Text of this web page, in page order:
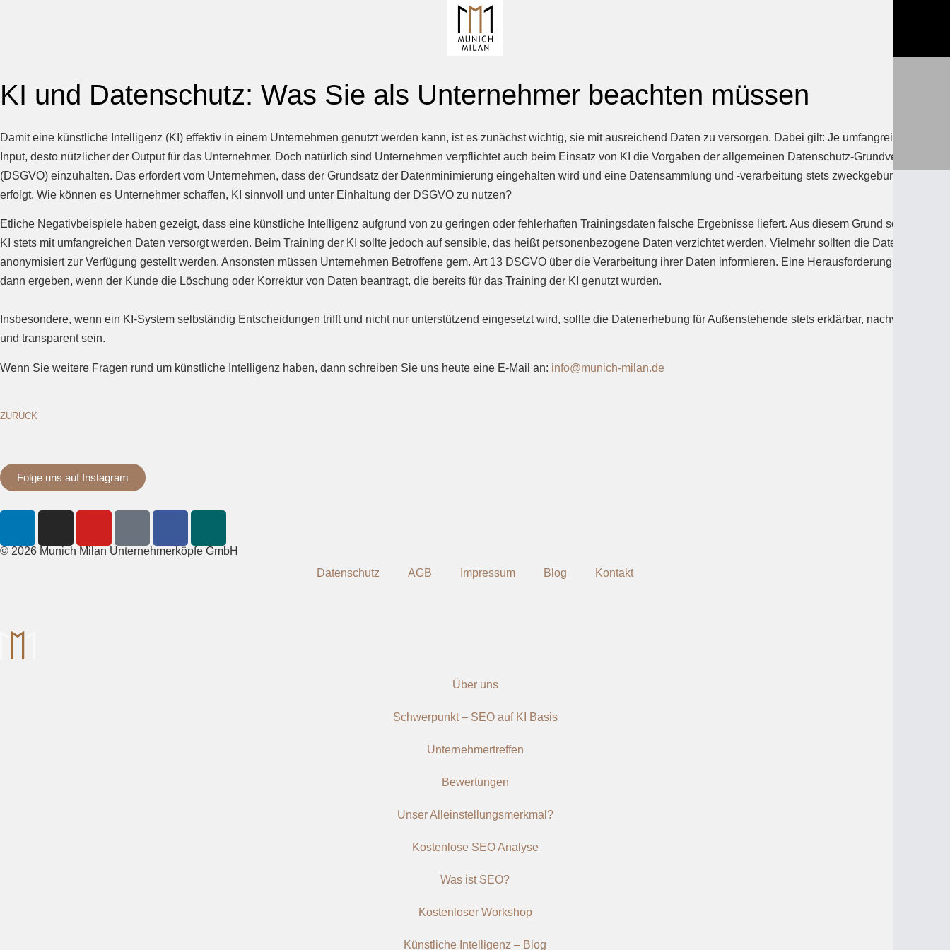
KI und Datenschutz: Was Sie als Unternehmer beachten müssen
Damit eine künstliche Intelligenz (KI) effektiv in einem Unternehmen genutzt werden kann, ist es zunächst wichtig, sie mit ausreichend Daten zu versorgen. Dabei gilt: Je umfangreicher der
Input, desto nützlicher der Output für das Unternehmer. Doch natürlich sind Unternehmen verpflichtet auch beim Einsatz von KI die Vorgaben der allgemeinen Datenschutz-Grundverordnung
(DSGVO) einzuhalten. Das erfordert vom Unternehmen, dass der Grundsatz der Datenminimierung eingehalten wird und eine Datensammlung und -verarbeitung stets zweckgebunden
erfolgt. Wie können es Unternehmer schaffen, KI sinnvoll und unter Einhaltung der DSGVO zu nutzen?
Etliche Negativbeispiele haben gezeigt, dass eine künstliche Intelligenz aufgrund von zu geringen oder fehlerhaften Trainingsdaten falsche Ergebnisse liefert. Aus diesem Grund sollte eine
KI stets mit umfangreichen Daten versorgt werden. Beim Training der KI sollte jedoch auf sensible, das heißt personenbezogene Daten verzichtet werden. Vielmehr sollten die Daten der KI
anonymisiert zur Verfügung gestellt werden. Ansonsten müssen Unternehmen Betroffene gem. Art 13 DSGVO über die Verarbeitung ihrer Daten informieren. Eine Herausforderung würde sich
dann ergeben, wenn der Kunde die Löschung oder Korrektur von Daten beantragt, die bereits für das Training der KI genutzt wurden.
Insbesondere, wenn ein KI-System selbständig Entscheidungen trifft und nicht nur unterstützend eingesetzt wird, sollte die Datenerhebung für Außenstehende stets erklärbar, nachvollziehbar
und transparent sein.
Wenn Sie weitere Fragen rund um künstliche Intelligenz haben, dann schreiben Sie uns heute eine E-Mail an: info@munich-milan.de
ZURÜCK
Folge uns auf Instagram
© 2026 Munich Milan Unternehmerköpfe GmbH
Datenschutz
AGB Impressum Blog Kontakt
Über uns
Schwerpunkt – SEO auf KI Basis
Unternehmertreffen
Bewertungen
Unser Alleinstellungsmerkmal?
Kostenlose SEO Analyse
Was ist SEO?
Kostenloser Workshop
Künstliche Intelligenz – Blog